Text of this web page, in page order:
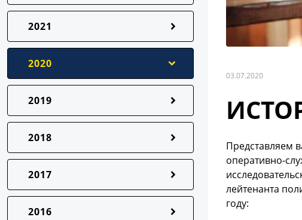
2021
2020
2019
2018
2017
2016
03.07.2020
Представляем
оперативно-
лейтенанта
году: